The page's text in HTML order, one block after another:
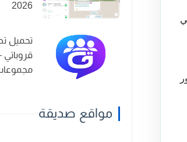
2026
تحميل
قروباتي
مواقع صديقة